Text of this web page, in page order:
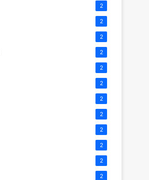
2
2
2
2
2
2
2
2
2
2
2
2